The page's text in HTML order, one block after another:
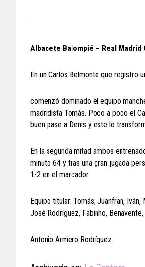
Albacete Balompié – Real Madrid
En un Carlos Belmonte que registro
comenzó dominado el equipo
madridista Tomás. Poco a poco el
buen pase a Denis y este lo
En la segunda mitad ambos
minuto 64 y tras una gran jugada
1-2 en el marcador.
Equipo titular: Tomás; Juanfran,
José Rodríguez, Fabinho, Benavente,
Antonio Armero Rodríguez